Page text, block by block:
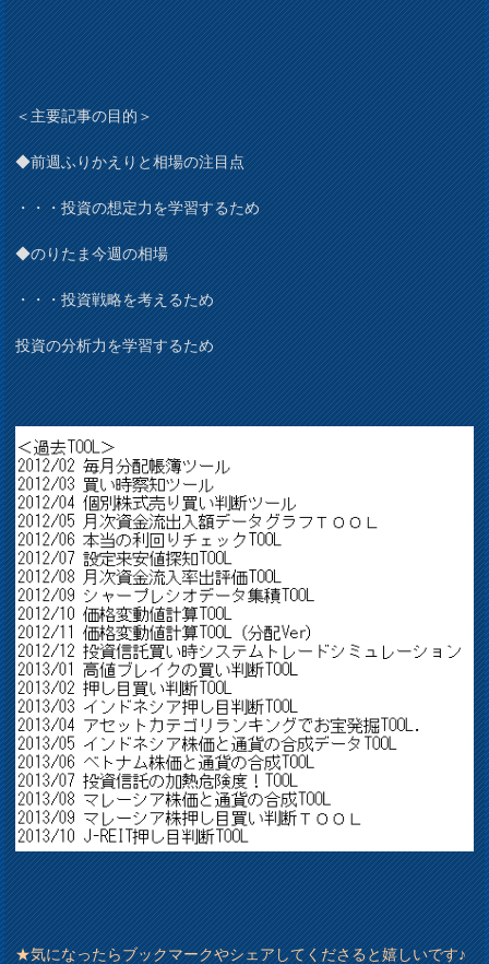
＜主要記事の目的＞
◆前週ふりかえりと相場の注目点
・・・投資の想定力を学習するため
◆のりたま今週の相場
・・・投資戦略を考えるため
投資の分析力を学習するため
★気になったらブックマークやシェアしてくださると嬉しいです♪